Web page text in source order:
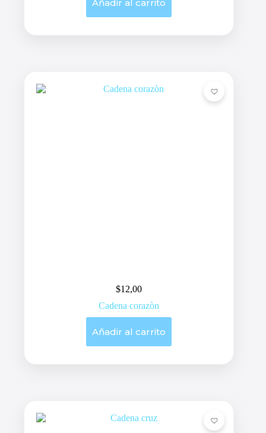
Añadir al carrito
$12,00
Cadena corazòn
Añadir al carrito